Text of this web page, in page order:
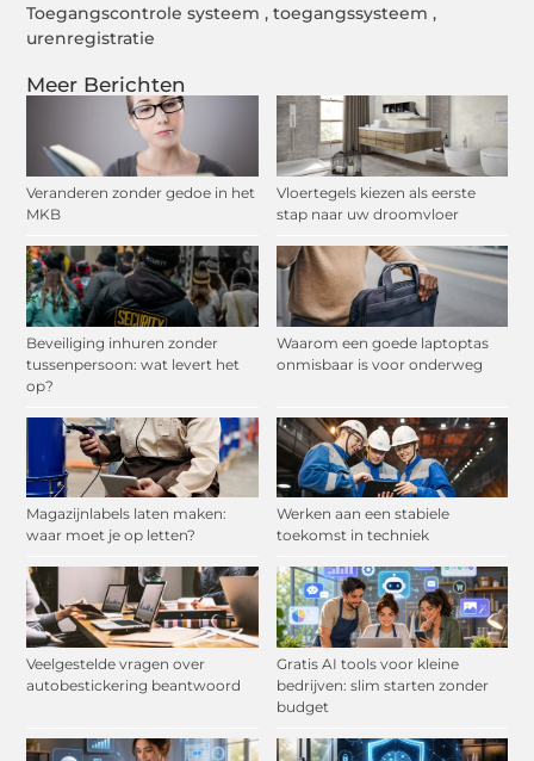
Meer Berichten
Veranderen zonder gedoe in het
MKB
Vloertegels kiezen als eerste
stap naar uw droomvloer
Beveiliging inhuren zonder
tussenpersoon: wat levert het
op?
Waarom een goede laptoptas
onmisbaar is voor onderweg
Magazijnlabels laten maken:
waar moet je op letten?
Werken aan een stabiele
toekomst in techniek
Veelgestelde vragen over
autobestickering beantwoord
Gratis AI tools voor kleine
bedrijven: slim starten zonder
budget
Toegangscontrole systeem ,toegangssysteem ,
urenregistratie